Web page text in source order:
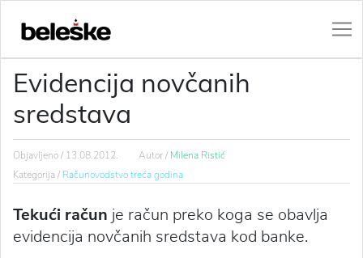
Evidencija novčanih
sredstava
Objavljeno / 13.08.2012. Autor / Milena Ristić
Kategorija / Računovodstvo treća godina
Tekući račun je račun preko koga se obavlja
evidencija novčanih sredstava kod banke.